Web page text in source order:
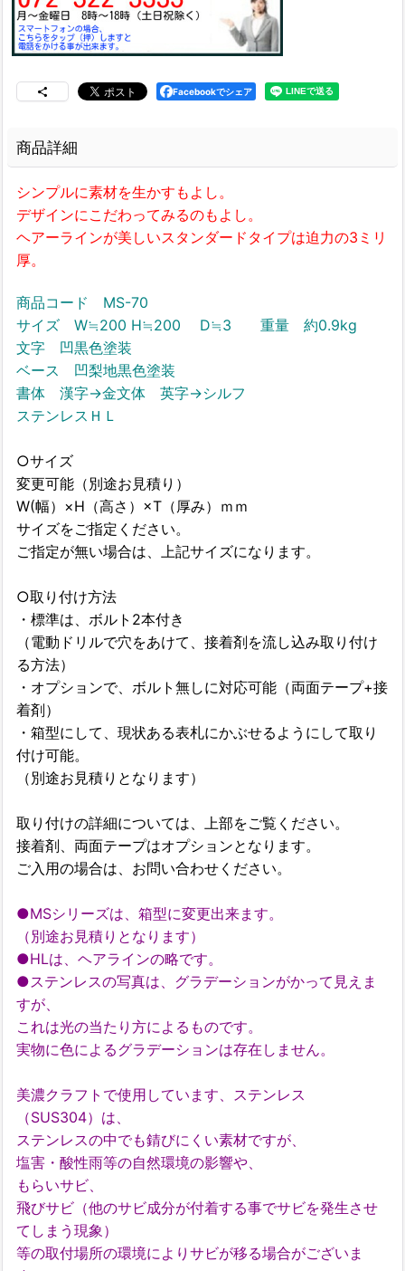
Facebookでシェア
商品詳細
シンプルに素材を生かすもよし。
デザインにこだわってみるのもよし。
ヘアーラインが美しいスタンダードタイプは迫力の3ミリ
厚。
商品コード MS-70
サイズ W≒200 H≒200 D≒3 重量 約0.9kg
文字 凹黒色塗装
ベース 凹梨地黒色塗装
書体 漢字→金文体 英字→シルフ
ステンレスＨＬ
○サイズ
変更可能（別途お見積り）
W(幅）×H（高さ）×T（厚み）ｍｍ
サイズをご指定ください。
ご指定が無い場合は、上記サイズになります。
○取り付け方法
・標準は、ボルト2本付き
（電動ドリルで穴をあけて、接着剤を流し込み取り付け
る方法）
・オプションで、ボルト無しに対応可能（両面テープ+接
着剤）
・箱型にして、現状ある表札にかぶせるようにして取り
付け可能。
（別途お見積りとなります）
取り付けの詳細については、上部をご覧ください。
接着剤、両面テープはオプションとなります。
ご入用の場合は、お問い合わせください。
●MSシリーズは、箱型に変更出来ます。
（別途お見積りとなります）
●HLは、ヘアラインの略です。
●ステンレスの写真は、グラデーションがかって見えま
すが、
これは光の当たり方によるものです。
実物に色によるグラデーションは存在しません。
美濃クラフトで使用しています、ステンレス
（SUS304）は、
ステンレスの中でも錆びにくい素材ですが、
塩害・酸性雨等の自然環境の影響や、
もらいサビ、
飛びサビ（他のサビ成分が付着する事でサビを発生させ
てしまう現象）
等の取付場所の環境によりサビが移る場合がございま